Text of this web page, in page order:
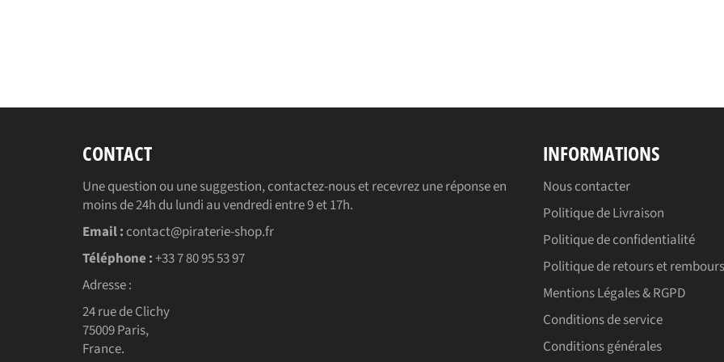
CONTACT
Une question ou une suggestion, contactez-nous et recevrez une réponse en
moins de 24h du lundi au vendredi entre 9 et 17h.
Email : contact@piraterie-shop.fr
Téléphone :+33 7 80 95 53 97
Adresse :
24 rue de Clichy
75009 Paris,
France.
INFORMATIONS
Nous contacter
Politique de Livraison
Politique de confidentialité
Politique de retours et
Mentions Légales & RGPD
Conditions de service
Conditions générales